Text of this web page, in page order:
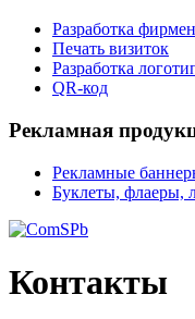
Разработка
Печать визиток
Разработка
QR-код
Рекламная
Рекламные
Буклеты, флаеры,
Контакты